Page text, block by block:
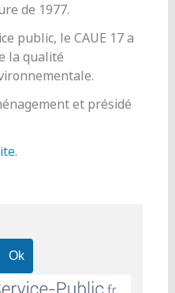
de 1977.
public, le CAUE 17 a
la qualité
et présidé
.